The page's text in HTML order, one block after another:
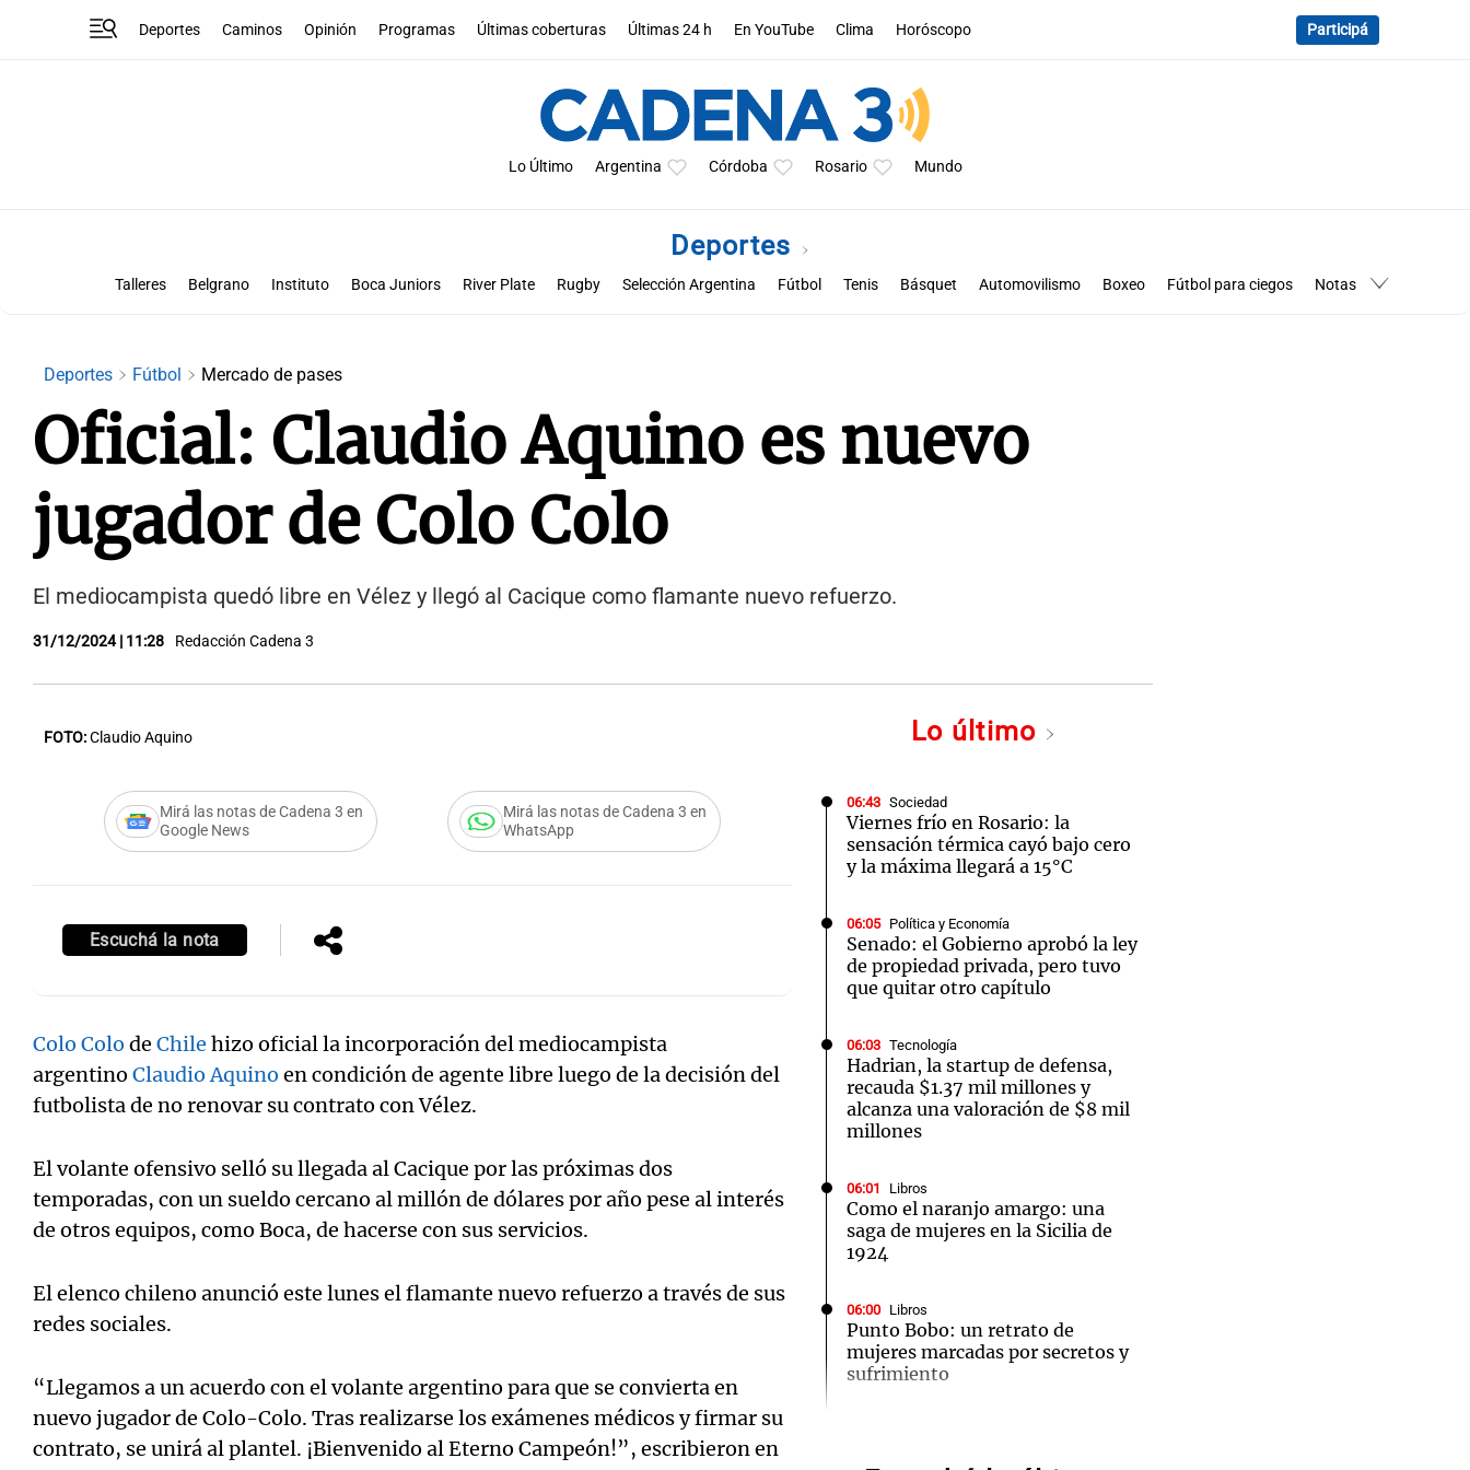
Deportes Caminos Opinión Programas Últimas coberturas Últimas 24 h En YouTube Clima Horóscopo Participá
Lo Último Argentina Córdoba Rosario Mundo
Deportes
Talleres Belgrano Instituto Boca Juniors River Plate Rugby Selección Argentina Fútbol Tenis Básquet Automovilismo Boxeo Fútbol para ciegos
Notas
Deportes Fútbol Mercado de pases
Oficial: Claudio Aquino es nuevo
jugador de Colo Colo
El mediocampista quedó libre en Vélez y llegó al Cacique como flamante nuevo refuerzo.
31/12/2024 | 11:28 Redacción Cadena 3
FOTO:Claudio Aquino
Mirá las notas de Cadena 3 en
Google News
Mirá las notas de Cadena 3 en
WhatsApp
Escuchá la nota
Colo Colo de Chile hizo oficial la incorporación del mediocampista
argentino Claudio Aquino en condición de agente libre luego de la decisión del
futbolista de no renovar su contrato con Vélez.
El volante ofensivo selló su llegada al Cacique por las próximas dos
temporadas, con un sueldo cercano al millón de dólares por año pese al interés
de otros equipos, como Boca, de hacerse con sus servicios.
El elenco chileno anunció este lunes el flamante nuevo refuerzo a través de sus
redes sociales.
“Llegamos a un acuerdo con el volante argentino para que se convierta en
nuevo jugador de Colo-Colo. Tras realizarse los exámenes médicos y firmar su
contrato, se unirá al plantel. ¡Bienvenido al Eterno Campeón!”, escribieron en
Lo último
06:43 Sociedad
Viernes frío en Rosario: la
sensación térmica cayó bajo cero
y la máxima llegará a 15°C
06:05 Política y Economía
Senado: el Gobierno aprobó la ley
de propiedad privada, pero tuvo
que quitar otro capítulo
06:03 Tecnología
Hadrian, la startup de defensa,
recauda $1.37 mil millones y
alcanza una valoración de $8 mil
millones
06:01 Libros
Como el naranjo amargo: una
saga de mujeres en la Sicilia de
1924
06:00 Libros
Punto Bobo: un retrato de
mujeres marcadas por secretos y
sufrimiento
Editorial Mundial 2026 La Sole en Cadena 3 El huracán de Arequito